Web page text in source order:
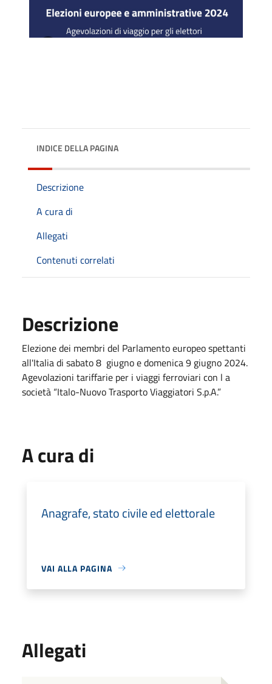
INDICE DELLA PAGINA
Descrizione
A cura di
Allegati
Contenuti correlati
Descrizione
Elezione dei membri del Parlamento europeo spettanti
all'Italia di sabato 8 giugno e domenica 9 giugno 2024.
Agevolazioni tariffarie per i viaggi ferroviari con l a
società “Italo-Nuovo Trasporto Viaggiatori S.p.A.”
A cura di
Anagrafe, stato civile ed elettorale
VAI ALLA PAGINA
Allegati